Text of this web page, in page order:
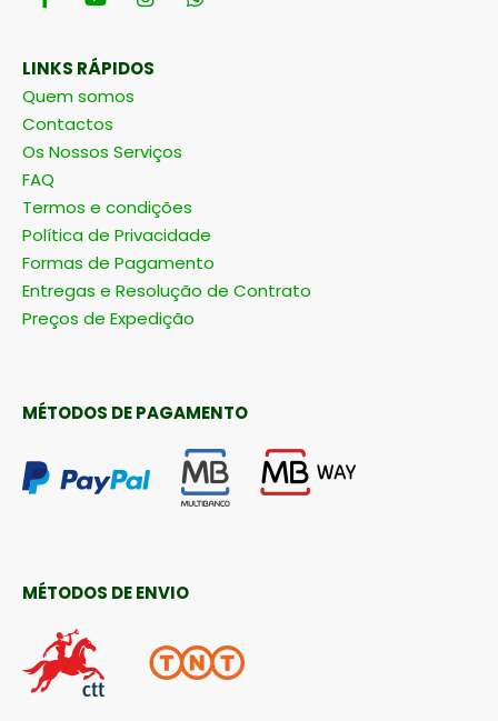
LINKS RÁPIDOS
Quem somos
Contactos
Os Nossos Serviços
FAQ
Termos e condições
Política de Privacidade
Formas de Pagamento
Entregas e Resolução de Contrato